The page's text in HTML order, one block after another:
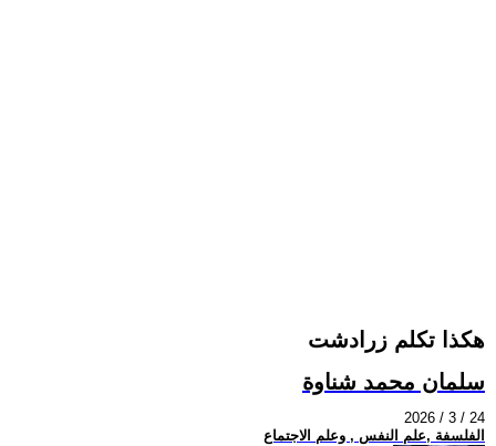
هكذا تكلم زرادشت
سلمان محمد شناوة
2026 / 3 / 24
الفلسفة ,علم النفس , وعلم الاجتماع